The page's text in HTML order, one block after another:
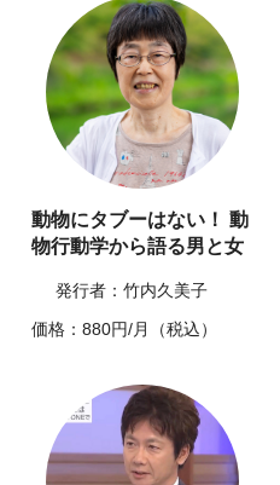
動物にタブーはない！ 動
物行動学から語る男と女
発行者：竹内久美子
価格：880円/月（税込）